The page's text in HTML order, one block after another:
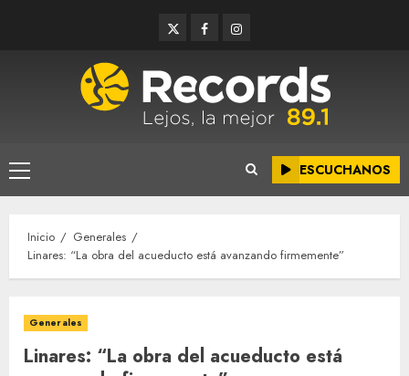
TwitterFacebookInstagram
Menú
principal
ESCUCHANOS
Inicio
Generales
Linares: “La obra del acueducto está avanzando firmemente”
Generales
Linares: “La obra del acueducto está